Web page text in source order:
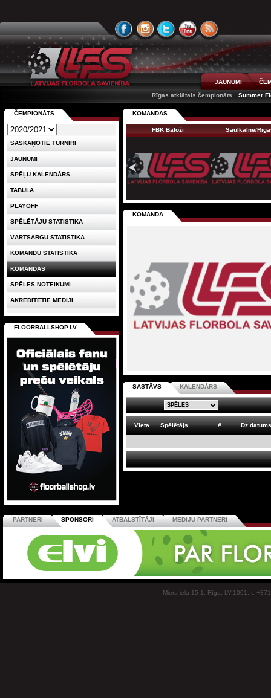
JAUNUMI
Rīgas atklātais čempionāts
Summer
KOMANDAS
FBK Baloži Saulkalne/
KOMANDA
SASTĀVS KALENDĀRS
Vieta Spēlētājs # Dz.datums
ČEMPIONĀTS
SASKAŅOTIE TURNĪRI
JAUNUMI
SPĒĻU KALENDĀRS
TABULA
PLAYOFF
SPĒLĒTĀJU STATISTIKA
VĀRTSARGU STATISTIKA
KOMANDU STATISTIKA
KOMANDAS
SPĒLES NOTEIKUMI
AKREDITĒTIE MEDIJI
FLOORBALLSHOP.LV
PARTNERI SPONSORI ATBALSTĪTĀJI MEDIJU PARTNERI
Miera iela 15-1, Rīga, LV-1001, t: